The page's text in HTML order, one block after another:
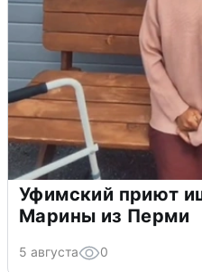
Уфимский приют
Марины из Перми
5 августа 0